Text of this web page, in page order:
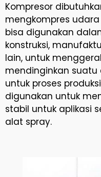
Kompresor
mengkompres
bisa digunakan
konstruksi,
lain, untuk
mendinginkan
untuk proses
digunakan untuk
stabil untuk aplikasi
alat spray.